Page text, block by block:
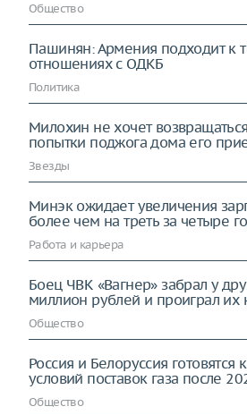
Общество
Пашинян: Армения подходит к
отношениях с ОДКБ
Политика
Милохин не хочет
попытки поджога дома его
Звезды
Минэк ожидает увеличения
более чем на треть за четыре
Работа и карьера
Боец ЧВК «Вагнер» забрал у
миллион рублей и проиграл их
Общество
Россия и Белоруссия
условий поставок газа после
Общество